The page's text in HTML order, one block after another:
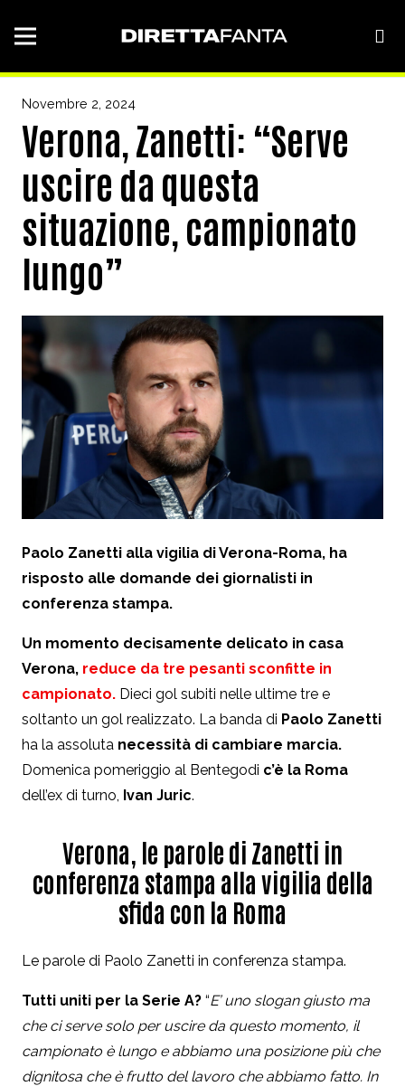
Novembre 2, 2024
Verona, Zanetti: “Serve
uscire da questa
situazione, campionato
lungo”
Paolo Zanetti alla vigilia di Verona-Roma, ha
risposto alle domande dei giornalisti in
conferenza stampa.
Un momento decisamente delicato in casa
Verona, reduce da tre pesanti sconfitte in
campionato. Dieci gol subiti nelle ultime tre e
soltanto un gol realizzato. La banda di Paolo Zanetti
ha la assoluta necessità di cambiare marcia.
Domenica pomeriggio al Bentegodi c’è la Roma
dell’ex di turno, Ivan Juric.
Verona, le parole di Zanetti in
conferenza stampa alla vigilia della
sfida con la Roma
Le parole di Paolo Zanetti in conferenza stampa.
Tutti uniti per la Serie A? “E’ uno slogan giusto ma
che ci serve solo per uscire da questo momento, il
campionato è lungo e abbiamo una posizione più che
dignitosa che è frutto del lavoro che abbiamo fatto. In